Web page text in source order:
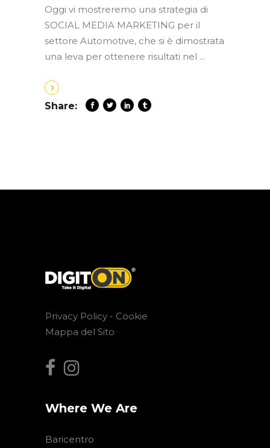
Oggi vi mostreremo una strategia di
SOCIAL MEDIA MARKETING per il
settore Automotive, che si è dimostrata
una leva per ottenere risultati nel
Share:
Privacy Policy - Cookie
Mappa del Sito
Where We Are
Baricentro